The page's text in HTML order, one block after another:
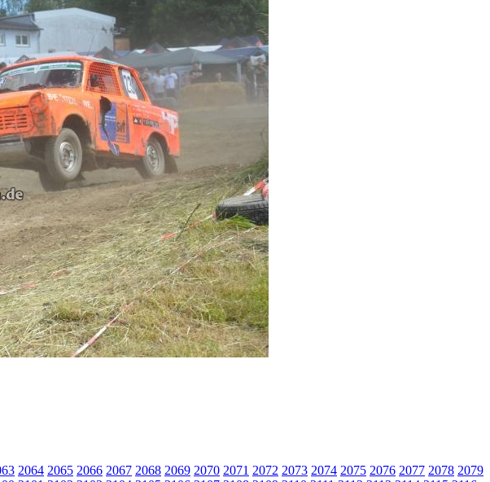
2064 2065 2066 2067 2068 2069 2070 2071 2072 2073 2074 2075 2076 2077 2078 2079